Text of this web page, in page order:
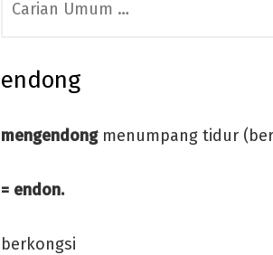
for:
endong
mengendongmenumpang tidur
= endon.
berkongsi